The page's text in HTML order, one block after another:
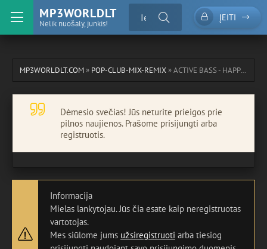
MP3WORLDLT
Nelik nuošaly, junkis!
ĮEITI
MP3WORLDLT.COM» POP-CLUB-MIX-REMIX» ACTIVE BASS - HAPPY PEOPLE (HANDS-UP EDIT 2026)
Dėmesio svečias! Jūs neturite prieigos prie
pilnos naujienos. Prašome prisijungti arba
registruotis.
Informacija
Mielas lankytojau. Jūs čia esate kaip neregistruotas
vartotojas.
Mes siūlome jums užsiregistruoti arba tiesiog